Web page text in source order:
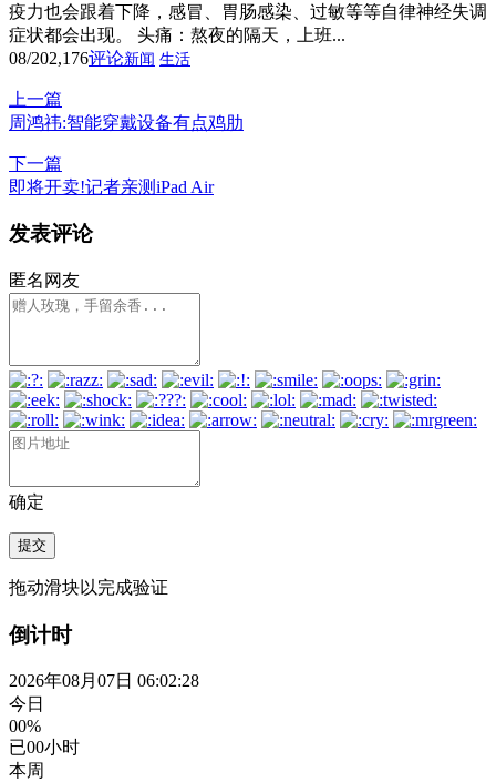
疫力也会跟着下降，感冒、胃肠感染、过敏等等自律神经失调
症状都会出现。 头痛：熬夜的隔天，上班...
08/202,176评论新闻 生活
上一篇
周鸿祎:智能穿戴设备有点鸡肋
下一篇
即将开卖!记者亲测iPad Air
发表评论
匿名网友
确定
提交
拖动滑块以完成验证
倒计时
2026年08月07日 06:02:28
今日
00%
已00小时
本周